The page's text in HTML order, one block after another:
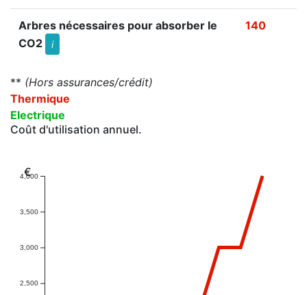
Arbres nécessaires pour absorber le
CO2
i
140
** (Hors assurances/crédit)
Thermique
Electrique
Coût d'utilisation annuel.
2,500
3,000
3,500
4,000
€